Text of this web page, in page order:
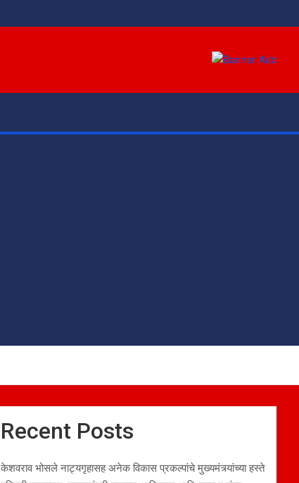
Recent Posts
केशवराव भोसले नाट्यगृहासह अनेक विकास प्रकल्पांचे मुख्यमंत्र्यांच्या हस्ते